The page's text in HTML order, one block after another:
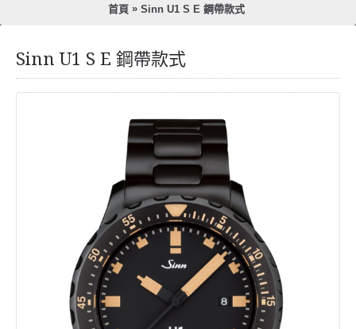
首頁 » Sinn U1 S E 鋼帶款式
Sinn U1 S E 鋼帶款式